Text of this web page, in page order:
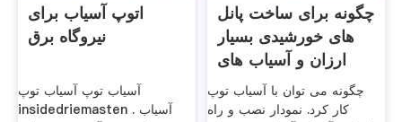
اتوپ آسیاب برای
نیروگاه برق
آسیاب توپ آسیاب توپ
insidedriemasten . آسیاب
چگونه برای ساخت پانل
های خورشیدی بسیار
ارزان و آسیاب های
بادی
چگونه می توان با آسیاب توپ
کار کرد. نمودار نصب و راه